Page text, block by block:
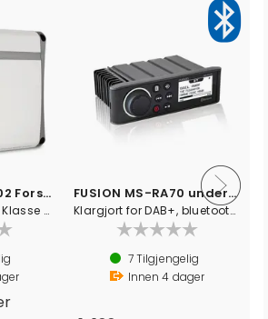
FUSION MS-AM402 Forsterker, 4 kanaler
2 kanaler - 400W - Klasse AB
FUSION MS-RA70 underholdningsanlegg
Klargjort for DAB+, bluetooth, IPX7
7Tilgjengelig
Innen4 dager